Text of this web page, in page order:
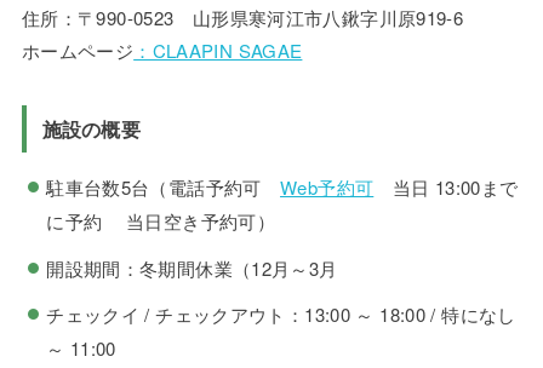
住所：〒990-0523 山形県寒河江市八鍬字川原919-6
ホームページ ：CLAAPIN SAGAE
施設の概要
駐車台数5台（電話予約可Web予約可 当日 13:00まで
に予約 当日空き予約可）
開設期間：冬期間休業（12月～3月
チェックイ / チェックアウト：13:00 ～ 18:00 / 特になし
～ 11:00